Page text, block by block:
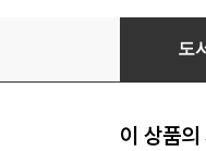
착! 붙는
도
이 상품의